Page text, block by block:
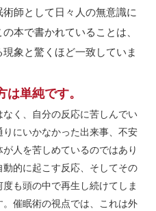
師として日々人の無意識に
本で書かれていることは、
象と驚くほど一致していま
単純です。
く、自分の反応に苦しんでい
にいかなかった出来事、不安
人を苦しめているのではあり
的に起こす反応、そしてその
も頭の中で再生し続けてしま
催眠術の視点では、これは外